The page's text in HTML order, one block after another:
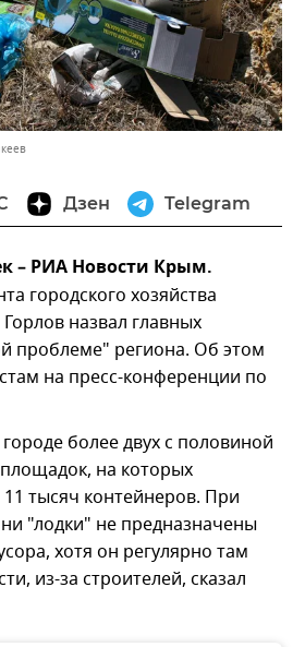
Дзен Telegram
– РИА Новости Крым.
городского хозяйства
назвал главных
проблеме" региона. Об этом
на пресс-конференции по
более двух с половиной
на которых
тысяч контейнеров. При
"лодки" не предназначены
хотя он регулярно там
из-за строителей, сказал